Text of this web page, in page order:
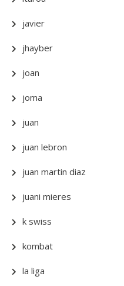
javier
jhayber
joan
joma
juan
juan lebron
juan martin diaz
juani mieres
k swiss
kombat
la liga